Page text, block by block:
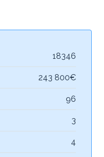
18346
243 800€
96
3
4